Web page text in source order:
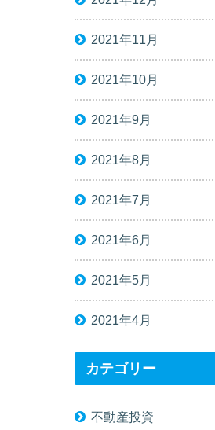
2021年11月
2021年10月
2021年9月
2021年8月
2021年7月
2021年6月
2021年5月
2021年4月
カテゴリー
不動産投資